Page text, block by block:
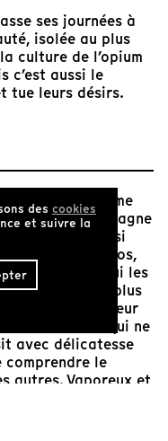
ses journées à
isolée au plus
culture de l’opium
c’est aussi le
tue leurs désirs.
se consume
que sa compagne
Sa famille ainsi
du nord du Laos,
cette plante qui les
filme au plus
par la chaleur
des femmes qui ne
avec délicatesse
le
autres. Vaporeux et
des cookies
et suivre la